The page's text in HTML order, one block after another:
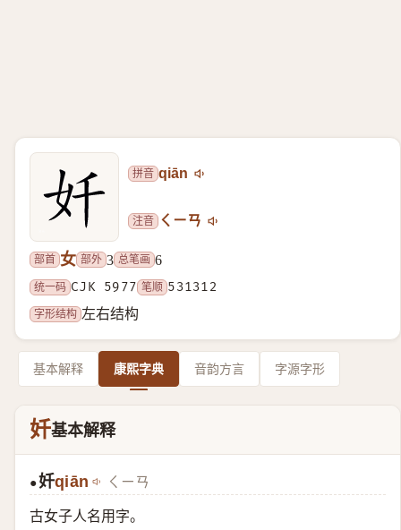
拼音 qiān
注音 ㄑㄧㄢ
部首 女 部外 3 总笔画 6
统一码 CJK 5977 笔顺 531312
字形结构 左右结构
基本解释 康熙字典 音韵方言 字源字形
奷基本解释
●奷qiān ㄑㄧㄢ
古女子人名用字。